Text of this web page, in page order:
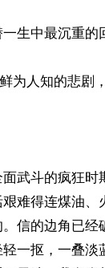
一生中最沉重
鲜为人知的悲
武斗的疯狂
难得连煤油
信的边角已
一抠，一叠